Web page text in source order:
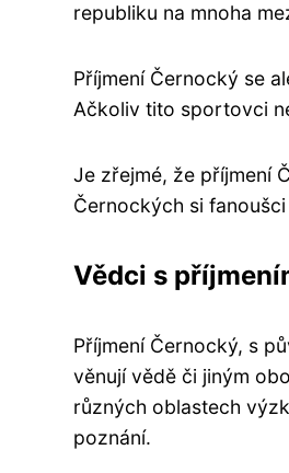
republiku na mnoha
Příjmení Černocký se
Ačkoliv tito sportovci
Je zřejmé, že příjmení
Černockých si
Vědci s
Příjmení Černocký, s
věnují vědě či jiným
různých oblastech
poznání.